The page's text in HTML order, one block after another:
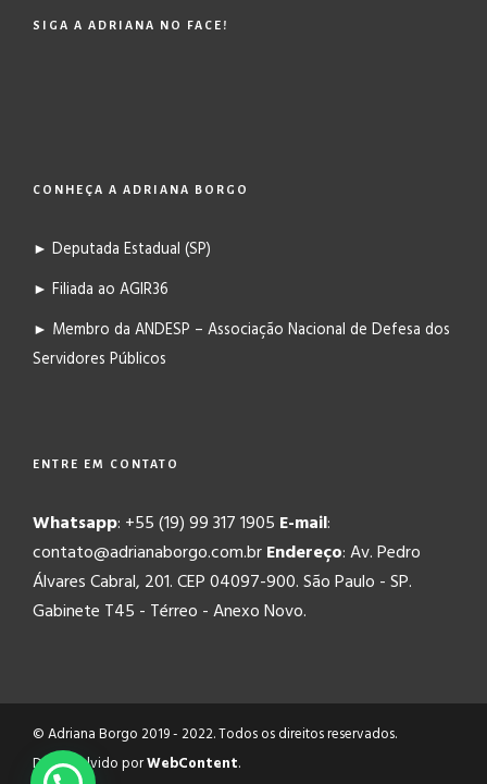
SIGA A ADRIANA NO FACE!
CONHEÇA A ADRIANA BORGO
► Deputada Estadual (SP)
► Filiada ao AGIR36
► Membro da ANDESP – Associação Nacional de Defesa dos
Servidores Públicos
ENTRE EM CONTATO
Whatsapp: +55 (19) 99 317 1905 E-mail:
contato@adrianaborgo.com.brEndereço: Av. Pedro
Álvares Cabral, 201. CEP 04097-900. São Paulo - SP.
Gabinete T45 - Térreo - Anexo Novo.
© Adriana Borgo 2019 - 2022. Todos os direitos reservados.
Desenvolvido porWebContent.